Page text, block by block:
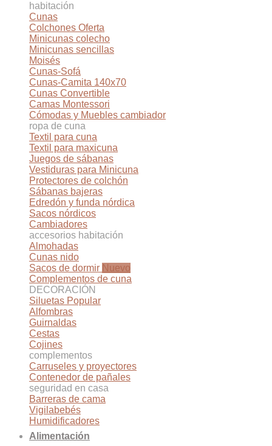
habitación
Cunas
Colchones
Minicunas colecho
Minicunas sencillas
Moisés
Cunas-Sofá
Cunas-Camita 140x70
Cunas Convertible
Camas Montessori
Cómodas y Muebles cambiador
ropa de cuna
Textil para cuna
Textil para maxicuna
Juegos de sábanas
Vestiduras para Minicuna
Protectores de colchón
Sábanas bajeras
Edredón y funda nórdica
Sacos nórdicos
Cambiadores
accesorios habitación
Almohadas
Cunas nido
Sacos de dormir
Complementos de cuna
DECORACIÓN
Siluetas
Alfombras
Guirnaldas
Cestas
Cojines
complementos
Carruseles y proyectores
Contenedor de pañales
seguridad en casa
Barreras de cama
Vigilabebés
Humidificadores
Alimentación